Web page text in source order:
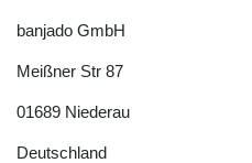
banjado GmbH
Meißner Str 87
01689 Niederau
Deutschland